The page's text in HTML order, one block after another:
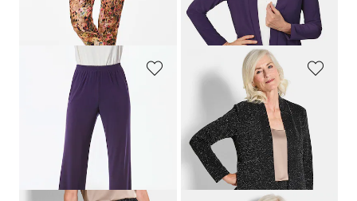
Laagste prijs van de afgelopen 30
dagen**: 119,95 € (-25%)
Comfortabele slinky broek VERA
Elegant jersey jasje met Lurex
89,95 €149,95 €
Laagste prijs van de afgelopen 30
dagen**: 119,95 € (-25%)